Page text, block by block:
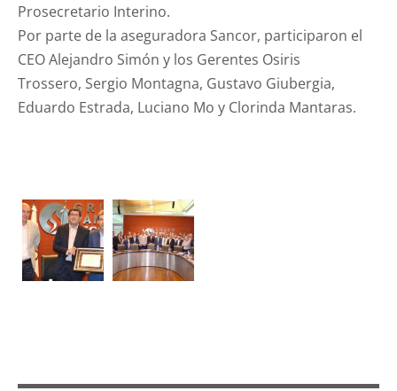
Prosecretario Interino.
Por parte de la aseguradora Sancor, participaron el
CEO Alejandro Simón y los Gerentes Osiris
Trossero, Sergio Montagna, Gustavo Giubergia,
Eduardo Estrada, Luciano Mo y Clorinda Mantaras.